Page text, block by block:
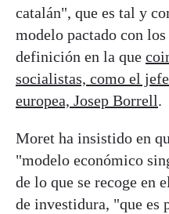
catalán", que es tal y
modelo pactado con
definición en la que
socialistas, como el
europea, Josep Borrell.
Moret ha insistido en
"modelo económico
de lo que se recoge en
de investidura, "que es